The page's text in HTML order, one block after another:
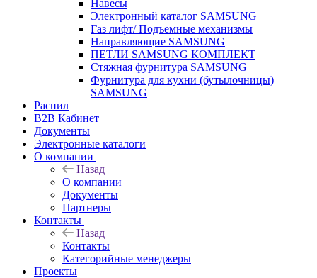
Навесы
Электронный каталог SAMSUNG
Газ лифт/ Подъемные механизмы
Направляющие SAMSUNG
ПЕТЛИ SAMSUNG КОМПЛЕКТ
Стяжная фурнитура SAMSUNG
Фурнитура для кухни (бутылочницы)
SAMSUNG
Распил
B2B Кабинет
Документы
Электронные каталоги
О компании
Назад
О компании
Документы
Партнеры
Контакты
Назад
Контакты
Категорийные менеджеры
Проекты